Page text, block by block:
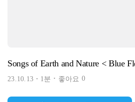
23.10.13 1분 좋아요 0